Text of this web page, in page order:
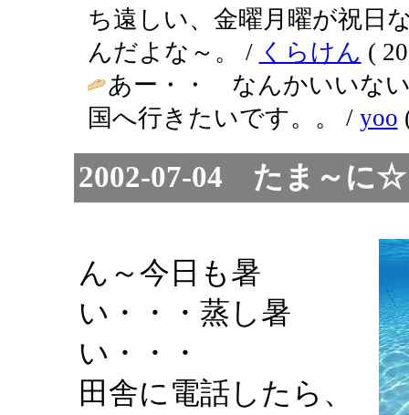
ち遠しい、金曜月曜が祝日
んだよな～。 / くらけん (
あー・・ なんかいいな
国へ行きたいです。。 / yoo
2002-07-04 たま～
ん～今日も暑
い・・・蒸し暑
い・・・
田舎に電話したら、